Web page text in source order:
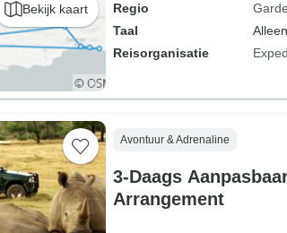
Bekijk kaart
Regio
Taal
Reisorganisatie
Avontuur & Adrenaline
3-Daags
Arrangement